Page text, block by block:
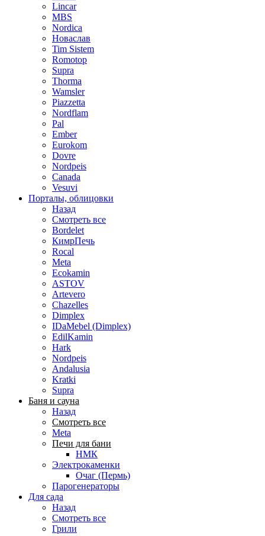
Lincar
MBS
Nordica
Новаслав
Tim Sistem
Romotop
Supra
Thorma
Wamsler
Piazzetta
Nordflam
Pal
Ember
Eurokom
Dovre
Nordpeis
Canada
Vesuvi
Порталы, облицовки
Назад
Смотреть все
Bordelet
КимрПечь
Rocal
Meta
Ecokamin
ASTOV
Artevero
Chazelles
Dimplex
IDaMebel (Dimplex)
EdilKamin
Hark
Nordpeis
Andalusia
Kratki
Supra
Баня и сауна
Назад
Смотреть все
Meta
Печи для бани
НМК
Электрокаменки
Очаг (Пермь)
Парогенераторы
Для сада
Назад
Смотреть все
Грили